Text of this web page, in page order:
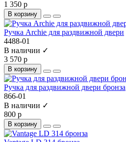
1 350 р
В корзину
Ручка Archie для раздвижной двери
4488-01
В наличии ✓
3 570 р
В корзину
Ручка для раздвижной двери бронза
866-01
В наличии ✓
800 р
В корзину